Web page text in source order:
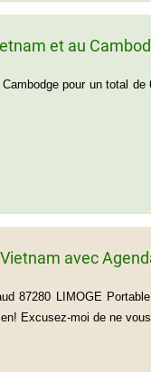
et au
pour un total
avec
87280
Excusez-moi de ne